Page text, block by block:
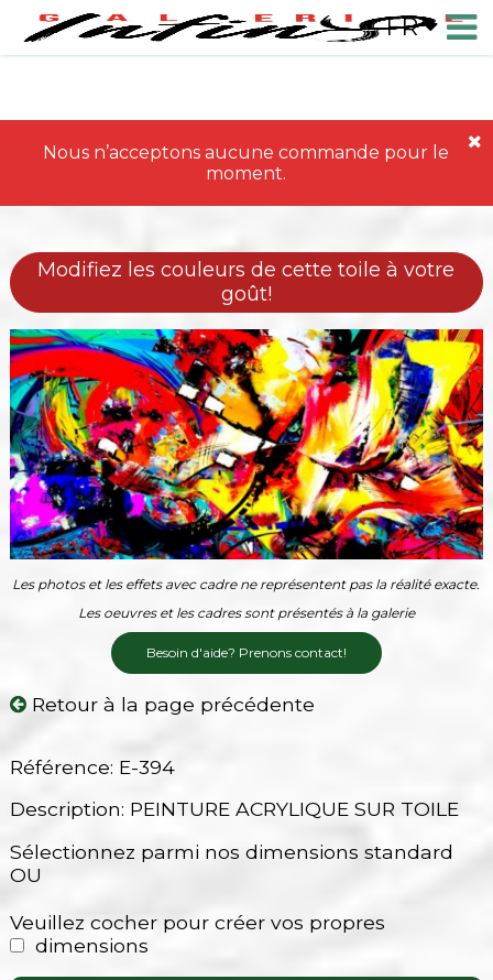
FR
Nous n’acceptons aucune commande pour le
moment.
Modifiez les couleurs de cette toile à votre
goût!
Les photos et les effets avec cadre ne représentent pas la réalité exacte.
Les oeuvres et les cadres sont présentés à la galerie
Besoin d'aide? Prenons contact!
Retour à la page précédente
Référence: E-394
Description: PEINTURE ACRYLIQUE SUR TOILE
Sélectionnez parmi nos dimensions standard
OU
Veuillez cocher pour créer vos propres
dimensions